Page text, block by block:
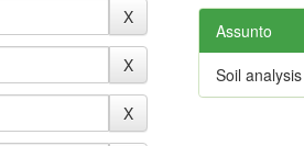
Assunto
Soil analysis